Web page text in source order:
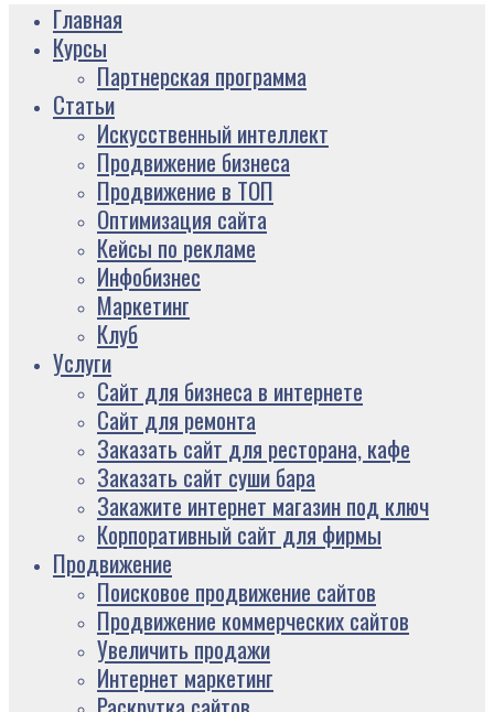
Главная
Курсы
Партнерская программа
Статьи
Искусственный интеллект
Продвижение бизнеса
Продвижение в ТОП
Оптимизация сайта
Кейсы по рекламе
Инфобизнес
Маркетинг
Клуб
Услуги
Сайт для бизнеса в интернете
Сайт для ремонта
Заказать сайт для ресторана, кафе
Заказать сайт суши бара
Закажите интернет магазин под ключ
Корпоративный сайт для фирмы
Продвижение
Поисковое продвижение сайтов
Продвижение коммерческих сайтов
Увеличить продажи
Интернет маркетинг